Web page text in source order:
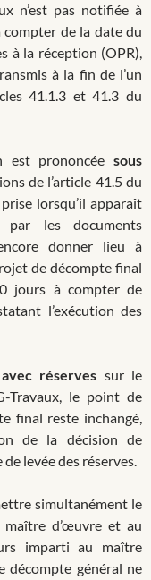
n’est pas notifiée à
compter de la date du
à la réception (OPR),
à la fin de l’un
41.1.3 et 41.3 du
est prononcée sous
de l’article 41.5 du
lorsqu’il apparaît
par les documents
donner lieu à
de décompte final
jours à compter de
l’exécution des
avec réserves sur le
Travaux, le point de
final reste inchangé,
de la décision de
levée des réserves.
simultanément le
d’œuvre et au
imparti au maître
décompte général ne